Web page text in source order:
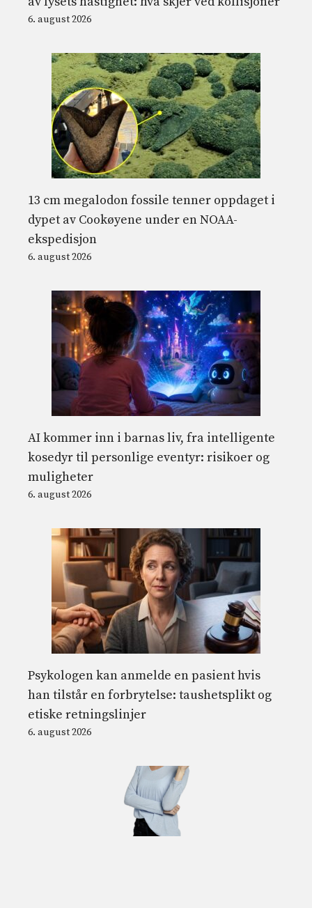
6. august 2026
13 cm megalodon fossile tenner oppdaget i
dypet av Cookøyene under en NOAA-
ekspedisjon
6. august 2026
AI kommer inn i barnas liv, fra intelligente
kosedyr til personlige eventyr: risikoer og
muligheter
6. august 2026
Psykologen kan anmelde en pasient hvis
han tilstår en forbrytelse: taushetsplikt og
etiske retningslinjer
6. august 2026